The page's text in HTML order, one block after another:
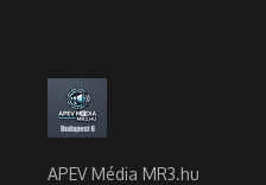
APEV Média MR3.hu